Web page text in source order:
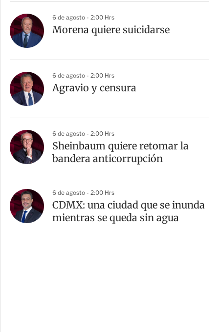
6 de agosto - 2:00 Hrs
Morena quiere suicidarse
6 de agosto - 2:00 Hrs
Agravio y censura
6 de agosto - 2:00 Hrs
Sheinbaum quiere retomar la
bandera anticorrupción
6 de agosto - 2:00 Hrs
CDMX: una ciudad que se inunda
mientras se queda sin agua